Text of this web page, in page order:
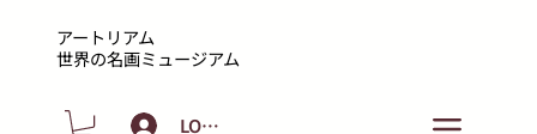
アートリアム
​世界の名画ミュージアム
LOGIN